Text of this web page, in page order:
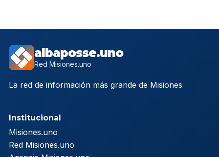
albaposse.uno
Red Misiones.uno
La red de información más grande de Misiones
Institucional
Misiones.uno
Red Misiones.uno